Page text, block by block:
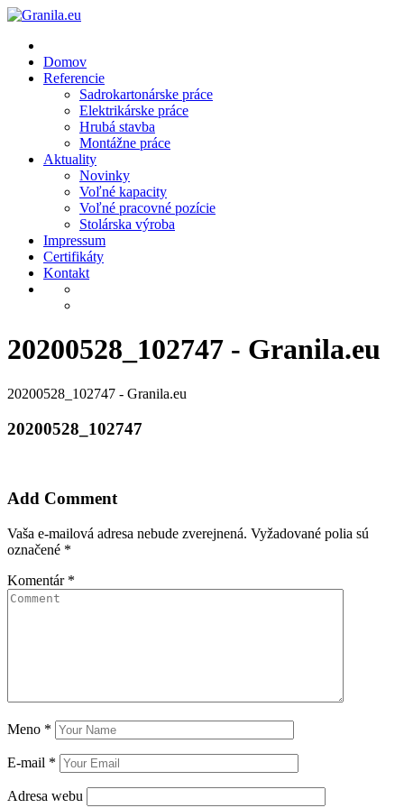
Skip
content
Domov
Referencie
Sadrokartonárske práce
Elektrikárske práce
Hrubá stavba
Montážne práce
Aktuality
Novinky
Voľné kapacity
Voľné pracovné pozície
Stolárska výroba
Impressum
Certifikáty
Kontakt
20200528_102747 - Granila.eu
20200528_102747 - Granila.eu
20200528_102747
Add Comment
Vaša e-mailová adresa nebude zverejnená. Vyžadované polia sú
označené *
Komentár *
Meno *
E-mail *
Adresa webu